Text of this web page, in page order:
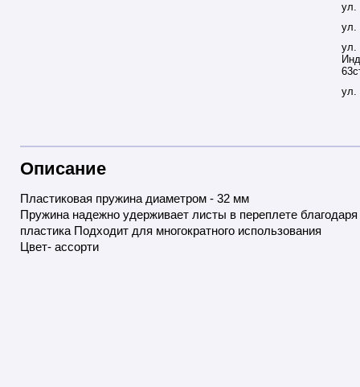
ул.
ул.
ул.
ул.
Описание
Пластиковая пружина диаметром - 32 мм
Пружина надежно удерживает листы в переплете благодаря
пластика Подходит для многократного использования
Цвет- ассорти